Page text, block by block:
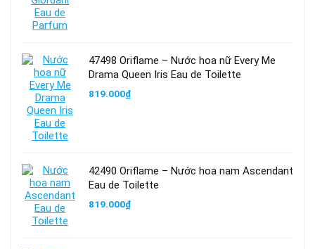
47498 Oriflame – Nước hoa nữ Every Me
Drama Queen Iris Eau de Toilette
819.000₫
42490 Oriflame – Nước hoa nam Ascendant
Eau de Toilette
819.000₫